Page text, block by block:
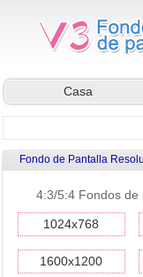
Casa
Fondo de Pantalla
4:3/5:4 Fondos de
1024x768
1600x1200